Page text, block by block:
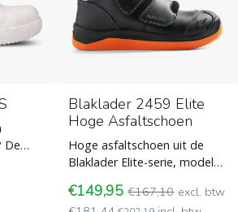
De
Blaklader 2459 Elite
Hoge Asfaltschoen
Hoge asfaltschoen uit de
Blaklader Elite-serie, model
zool van nitril rubb
€149,95 €167,10 excl. btw